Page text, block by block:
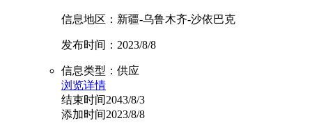
信息地区：新疆-乌鲁木齐-沙依巴克
发布时间：2023/8/8
信息类型：供应
浏览详情
结束时间2043/8/3
添加时间2023/8/8